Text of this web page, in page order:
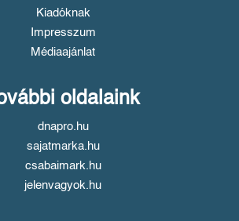
Kiadóknak
Impresszum
Médiaajánlat
oldalaink
dnapro.hu
sajatmarka.hu
csabaimark.hu
jelenvagyok.hu